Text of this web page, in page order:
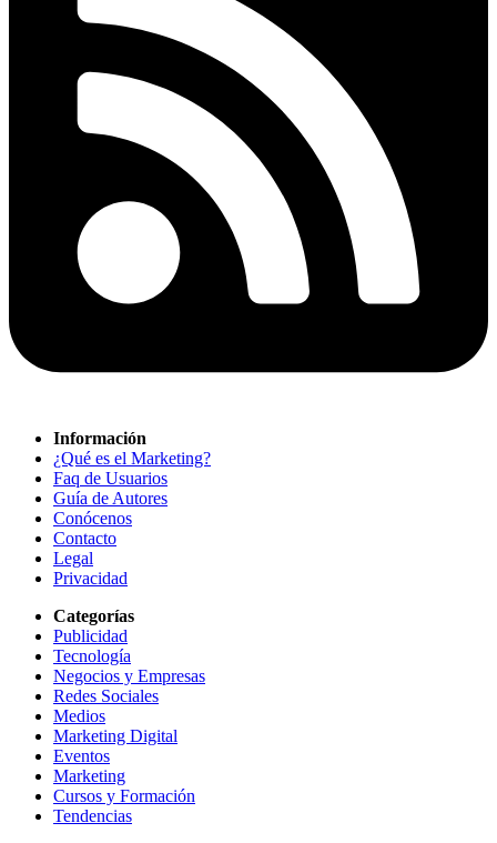
Información
¿Qué es el Marketing?
Faq de Usuarios
Guía de Autores
Conócenos
Contacto
Legal
Privacidad
Categorías
Publicidad
Tecnología
Negocios y Empresas
Redes Sociales
Medios
Marketing Digital
Eventos
Marketing
Cursos y Formación
Tendencias